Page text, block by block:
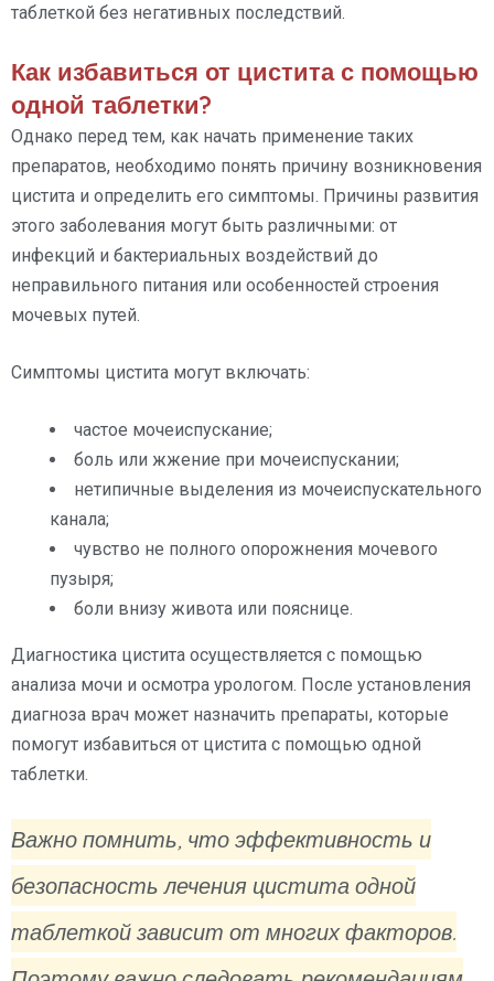
таблеткой без негативных последствий.
Как избавиться от цистита с помощью
одной таблетки?
Однако перед тем, как начать применение таких
препаратов, необходимо понять причину возникновения
цистита и определить его симптомы. Причины развития
этого заболевания могут быть различными: от
инфекций и бактериальных воздействий до
неправильного питания или особенностей строения
мочевых путей.
Симптомы цистита могут включать:
частое мочеиспускание;
боль или жжение при мочеиспускании;
нетипичные выделения из мочеиспускательного
канала;
чувство не полного опорожнения мочевого
пузыря;
боли внизу живота или пояснице.
Диагностика цистита осуществляется с помощью
анализа мочи и осмотра урологом. После установления
диагноза врач может назначить препараты, которые
помогут избавиться от цистита с помощью одной
таблетки.
Важно помнить, что эффективность и
безопасность лечения цистита одной
таблеткой зависит от многих факторов.